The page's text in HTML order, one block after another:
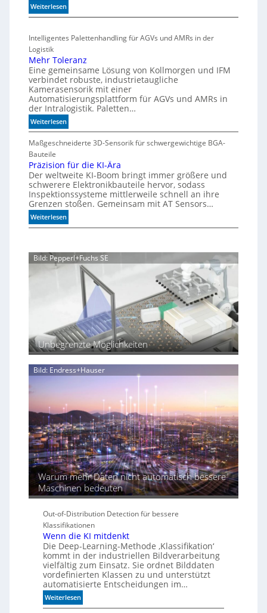
e
d
e
h
n
g
n
t
v
r
i
a
b
l
S
t
u
e
r
u
h
l
n
Weiterlesen:
H
g
s
p
e
e
d
i
m
A
q
a
r
i
u
m
Intelligentes Palettenhandling für AGVs und AMRs in der
Logistik
Mehr Toleranz
Eine gemeinsame Lösung von Kollmorgen und IFM
verbindet robuste, industrietaugliche
Kamerasensorik mit einer
Automatisierungsplattform für AGVs und AMRs in
der Intralogistik. Paletten…
Weiterlesen:
M
e
r
T
o
l
e
r
a
Maßgeschneiderte 3D-Sensorik für schwergewichtige BGA-
Bauteile
Präzision für die KI-Ära
Der weltweite KI-Boom bringt immer größere und
schwerere Elektronikbauteile hervor, sodass
Inspektionssysteme mittlerweile schnell an ihre
Grenzen stoßen. Gemeinsam mit AT Sensors…
Weiterlesen:
P
z
f
ü
r
d
i
e
-
Ä
r
a
Bild: Pepperl+Fuchs SE
Unbegrenzte Möglichkeiten
Bild: Endress+Hauser
Warum mehr Daten nicht automatisch bessere
Maschinen bedeuten
Out-of-Distribution Detection für bessere
Klassifikationen
Wenn die KI mitdenkt
Die Deep-Learning-Methode ‚Klassifikation‘
kommt in der industriellen Bildverarbeitung
vielfältig zum Einsatz. Sie ordnet Bilddaten
vordefinierten Klassen zu und unterstützt
automatisierte Entscheidungen im…
Weiterlesen:
W